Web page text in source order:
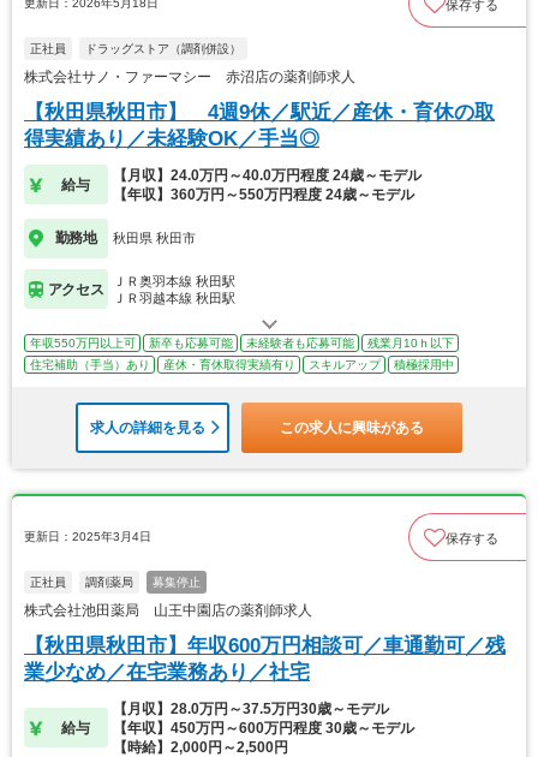
保存する
正社員 ドラッグストア（調剤併設）
株式会社サノ・ファーマシー 赤沼店の薬剤師求人
【秋田県秋田市】 4週9休／駅近／産休・育休の取
得実績あり／未経験OK／手当◎
給与
【月収】24.0万円～40.0万円程度 24歳～モデル
【年収】360万円～550万円程度 24歳～モデル
勤務地 秋田県 秋田市
アクセス
ＪＲ奥羽本線 秋田駅
ＪＲ羽越本線 秋田駅
年収550万円以上可 新卒も応募可能 未経験者も応募可能
残業月10ｈ以下
住宅補助（手当）あり
産休・育休取得実績有り スキルアップ 積極採用中
求人の詳細を見る この求人に興味がある
更新日：2025年3月4日 保存する
正社員 調剤薬局 募集停止
株式会社池田薬局 山王中園店の薬剤師求人
【秋田県秋田市】年収600万円相談可／車通勤可／残
業少なめ／在宅業務あり／社宅
給与
【月収】28.0万円～37.5万円30歳～モデル
【年収】450万円～600万円程度 30歳～モデル
【時給】2,000円～2,500円